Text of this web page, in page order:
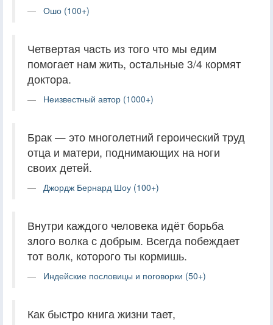
Ошо (100+)
Четвертая часть из того что мы едим
помогает нам жить, остальные 3/4 кормят
доктора.
Неизвестный автор (1000+)
Брак — это многолетний героический труд
отца и матери, поднимающих на ноги
своих детей.
Джордж Бернард Шоу (100+)
Внутри каждого человека идёт борьба
злого волка с добрым. Всегда побеждает
тот волк, которого ты кормишь.
Индейские пословицы и поговорки (50+)
Как быстро книга жизни тает,